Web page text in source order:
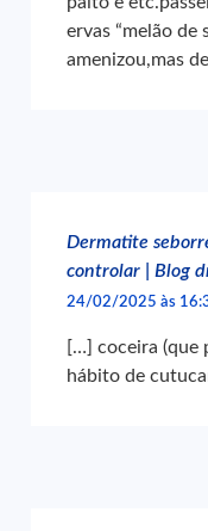
ervas “melão de
amenizou,mas
Dermatite
controlar | Blog
24/02/2025 às
[…] coceira (que
hábito de